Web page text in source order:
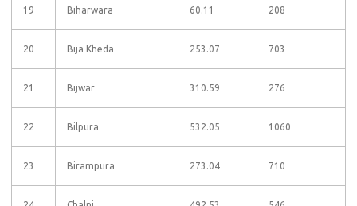
19 Biharwara 60.11 208
20 Bija Kheda 253.07 703
21 Bijwar 310.59 276
22 Bilpura 532.05 1060
23 Birampura 273.04 710